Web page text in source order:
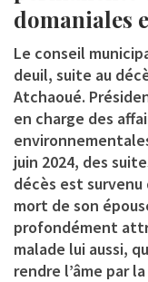
domaniales
Le conseil
deuil, suite au
Atchaoué.
en charge des
juin 2024, des
décès est
mort de son
profondément
malade lui aussi,
rendre l’âme par